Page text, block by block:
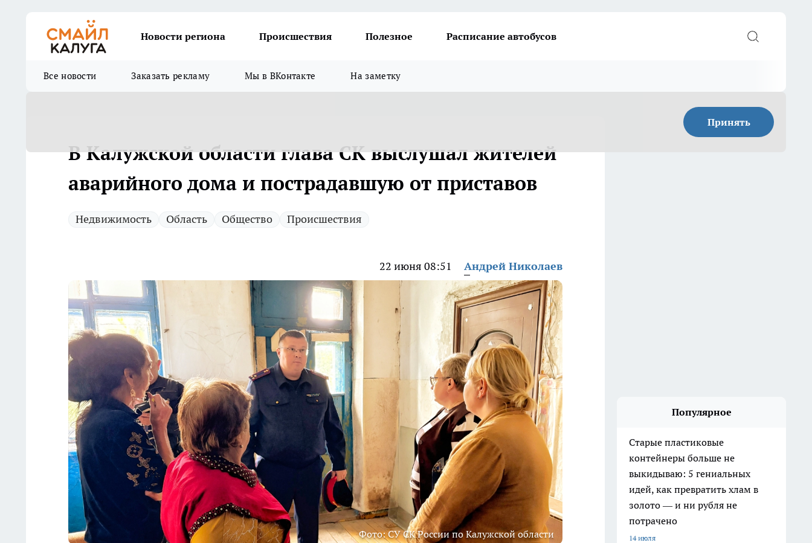
Новости региона Происшествия Полезное Расписание автобусов
Все новости Заказать рекламу Мы в ВКонтакте На заметку
Принять
В Калужской области глава СК выслушал жителей
аварийного дома и пострадавшую от приставов
Недвижимость Область Общество Происшествия
22 июня 08:51 Андрей Николаев
Фото: СУ СК России по Калужской области
Популярное
Старые пластиковые
контейнеры больше не
выкидываю: 5 гениальных
идей, как превратить хлам в
золото — и ни рубля не
потрачено
14 июля